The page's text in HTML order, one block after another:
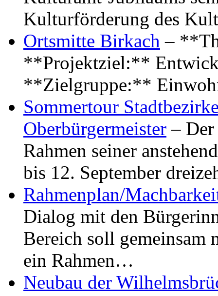
Kulturförderung des
Ortsmitte Birkach –
**Projektziel:**
**Zielgruppe:**
Sommertour
Oberbürgermeister –
Rahmen seiner
bis 12. September
Rahmenplan/
Dialog mit den
Bereich soll gemeinsam
ein Rahmen…
Neubau der